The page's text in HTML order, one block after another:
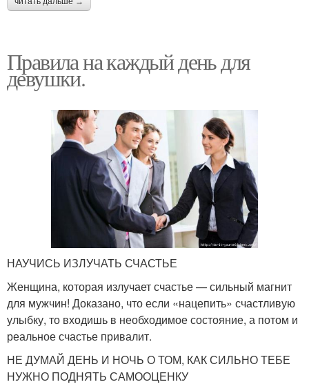
Правила на каждый день для
девушки.
НАУЧИСЬ ИЗЛУЧАТЬ СЧАСТЬЕ
Женщина, которая излучает счастье — сильный магнит
для мужчин! Доказано, что если «нацепить» счастливую
улыбку, то входишь в необходимое состояние, а потом и
реальное счастье привалит.
НЕ ДУМАЙ ДЕНЬ И НОЧЬ О ТОМ, КАК СИЛЬНО ТЕБЕ
НУЖНО ПОДНЯТЬ САМООЦЕНКУ